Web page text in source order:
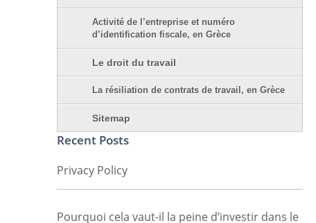
Activité de l’entreprise et numéro
d’identification fiscale, en Grèce
Le droit du travail
La résiliation de contrats de travail, en Grèce
Sitemap
Recent Posts
Privacy Policy
Pourquoi cela vaut-il la peine d’investir dans le